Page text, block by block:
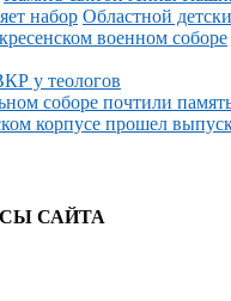
Областной
у теологов
соборе почтили
корпусе прошел
САЙТА